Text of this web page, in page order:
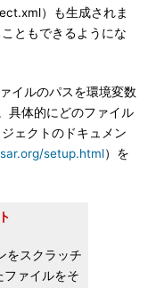
）も生成されま
ともできるようにな
イルのパスを環境変数
具体的にどのファイル
ェクトのドキュメン
setup.html）を
をスクラッチ
ファイルをそ